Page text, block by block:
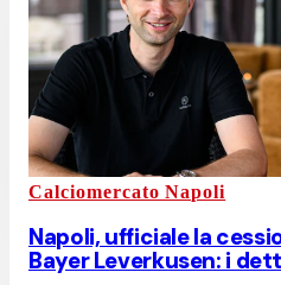
Calciomercato Napoli
Napoli, ufficiale la
Bayer Leverkusen: i